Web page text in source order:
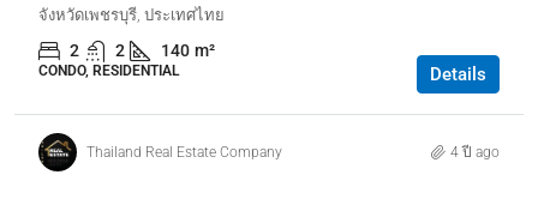
จังหวัดเพชรบุรี, ประเทศไทย
2 2 140 m²
CONDO, RESIDENTIAL Details
Thailand Real Estate Company 4 ปี ago